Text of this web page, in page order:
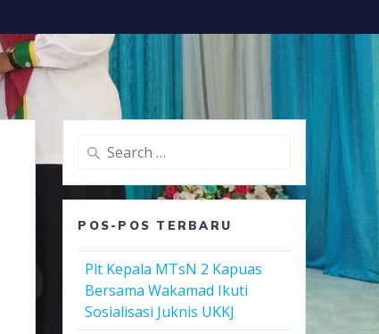
Search
POS-POS TERBARU
Plt Kepala MTsN 2 Kapuas
Bersama Wakamad Ikuti
Sosialisasi Juknis UKKJ